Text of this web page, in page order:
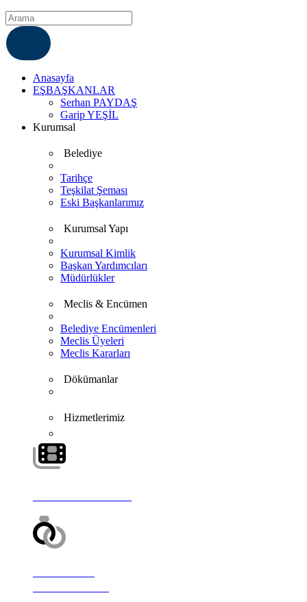
Anasayfa
EŞBAŞKANLAR
Serhan PAYDAŞ
Garip YEŞİL
Kurumsal
Belediye
Tarihçe
Teşkilat Şeması
Eski Başkanlarımız
Kurumsal Yapı
Kurumsal Kimlik
Başkan Yardımcıları
Müdürlükler
Meclis & Encümen
Belediye Encümenleri
Meclis Üyeleri
Meclis Kararları
Dökümanlar
Hizmetlerimiz